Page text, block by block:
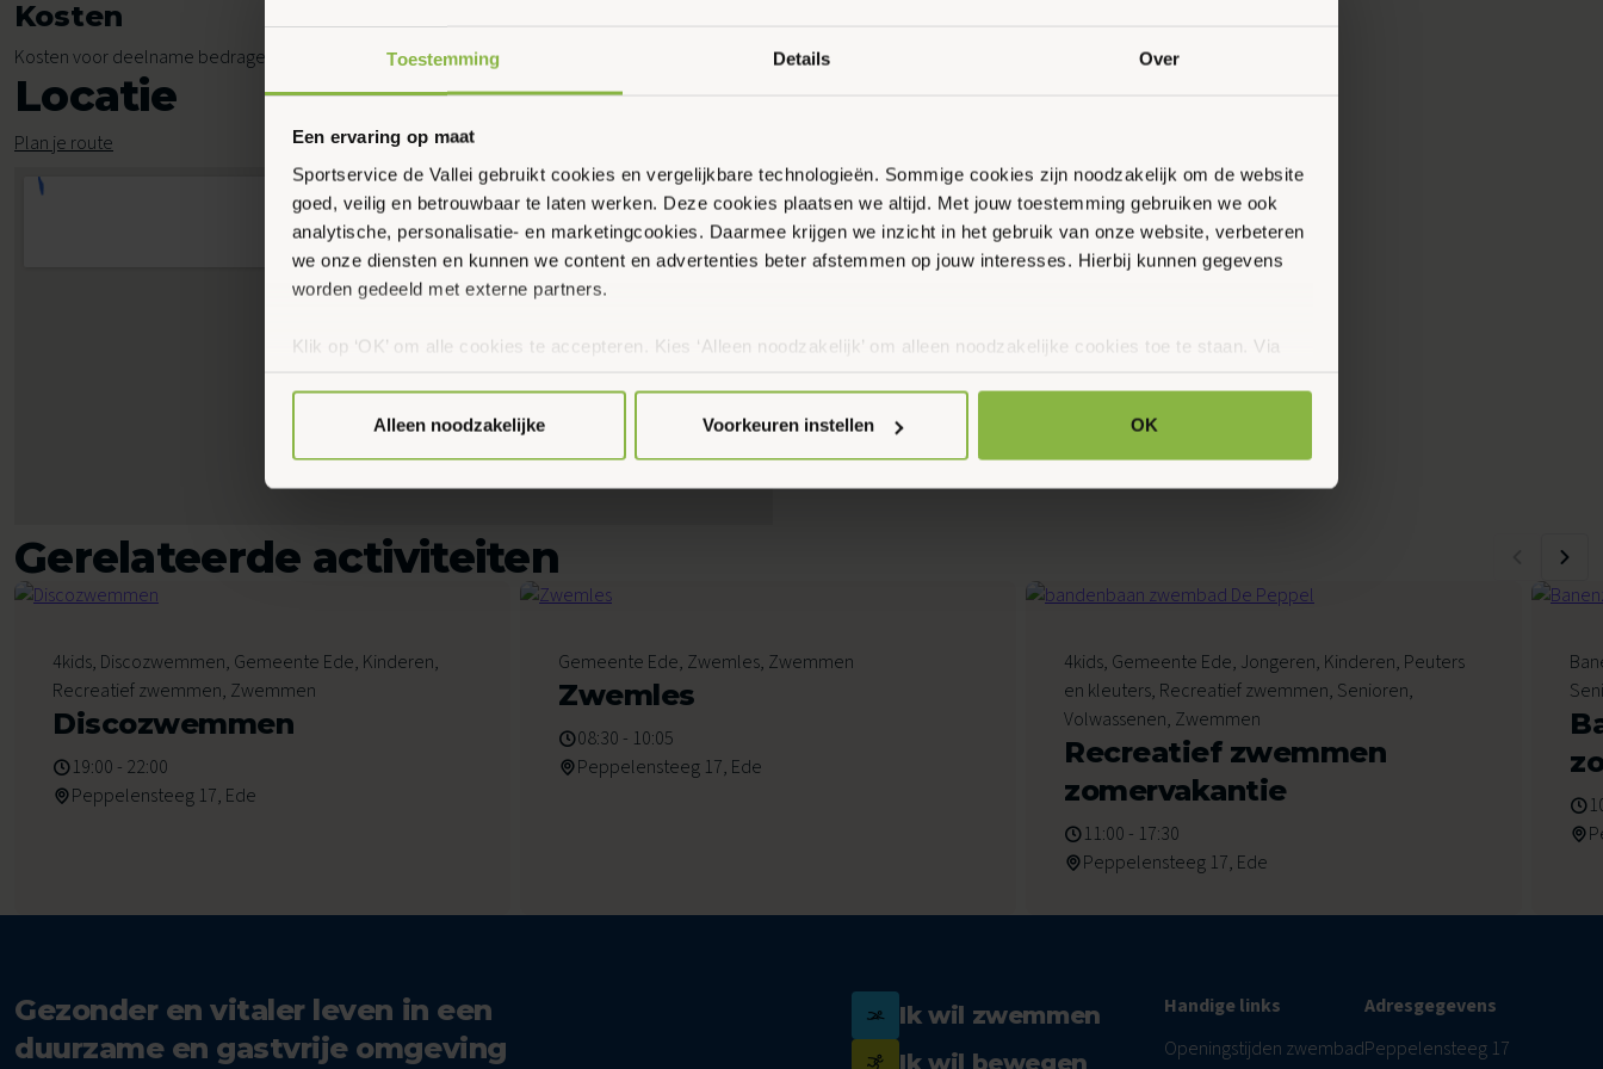
Toestemming Details Over
Een ervaring op maat
Sportservice de Vallei gebruikt cookies en vergelijkbare technologieën. Sommige cookies zijn noodzakelijk om de website
goed, veilig en betrouwbaar te laten werken. Deze cookies plaatsen we altijd. Met jouw toestemming gebruiken we ook
analytische, personalisatie- en marketingcookies. Daarmee krijgen we inzicht in het gebruik van onze website, verbeteren
we onze diensten en kunnen we content en advertenties beter afstemmen op jouw interesses. Hierbij kunnen gegevens
worden gedeeld met externe partners.
Klik op ‘OK’ om alle cookies te accepteren. Kies ‘Alleen noodzakelijk’ om alleen noodzakelijke cookies toe te staan. Via
Alleen noodzakelijke
Voorkeuren instellen OK
Kosten
Kosten voor deelname bedragen € 5,65 per les.
Locatie
Plan je route
Gerelateerde activiteiten
7
Augustus 2026
4kids, Discozwemmen, Gemeente Ede, Kinderen,
Recreatief zwemmen, Zwemmen
Discozwemmen
19:00 - 22:00
Peppelensteeg 17, Ede
Augustus 2026
Gemeente Ede, Zwemles, Zwemmen
Zwemles
08:30 - 10:05
Peppelensteeg 17, Ede
8
Augustus 2026
4kids, Gemeente Ede, Jongeren, Kinderen, Peuters
en kleuters, Recreatief zwemmen, Senioren,
Volwassenen, Zwemmen
Recreatief zwemmen
zomervakantie
11:00 - 17:30
Peppelensteeg 17, Ede
Gezonder en vitaler leven in een
duurzame en gastvrije omgeving
Ik wil zwemmen
Ik wil bewegen
Handige links
Openingstijden zwembad
Adresgegevens
Peppelensteeg 17